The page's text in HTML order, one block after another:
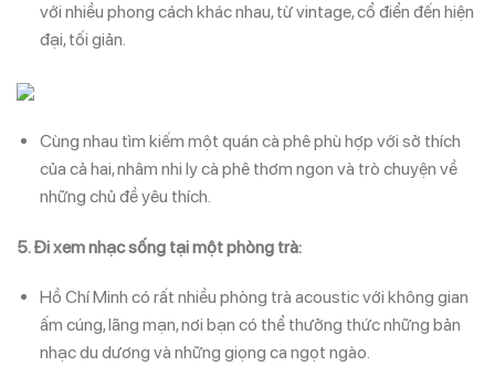
với nhiều phong cách khác nhau, từ vintage, cổ điển đến hiện
đại, tối giản.
Cùng nhau tìm kiếm một quán cà phê phù hợp với sở thích
của cả hai, nhâm nhi ly cà phê thơm ngon và trò chuyện về
những chủ đề yêu thích.
5. Đi xem nhạc sống tại một phòng trà:
Hồ Chí Minh có rất nhiều phòng trà acoustic với không gian
ấm cúng, lãng mạn, nơi bạn có thể thưởng thức những bản
nhạc du dương và những giọng ca ngọt ngào.